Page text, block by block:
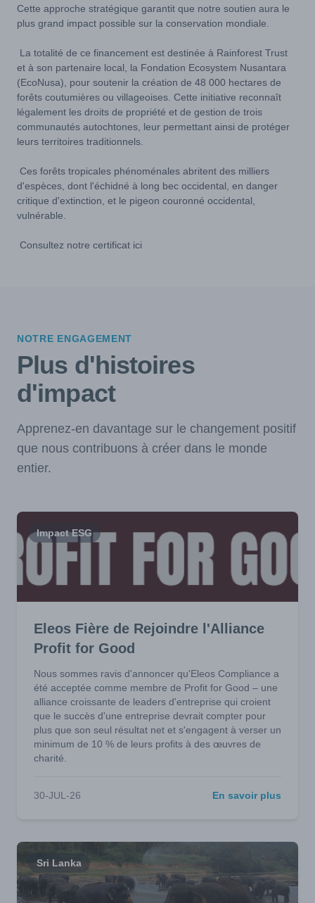
Cette approche stratégique garantit que notre soutien aura le
plus grand impact possible sur la conservation mondiale.
La totalité de ce financement est destinée à Rainforest Trust
et à son partenaire local, la Fondation Ecosystem Nusantara
(EcoNusa), pour soutenir la création de 48 000 hectares de
forêts coutumières ou villageoises. Cette initiative reconnaît
légalement les droits de propriété et de gestion de trois
communautés autochtones, leur permettant ainsi de protéger
leurs territoires traditionnels.
Ces forêts tropicales phénoménales abritent des milliers
d'espèces, dont l'échidné à long bec occidental, en danger
critique d'extinction, et le pigeon couronné occidental,
vulnérable.
Consultez notre certificat ici
NOTRE ENGAGEMENT
Plus d'histoires
d'impact
Apprenez-en davantage sur le changement positif
que nous contribuons à créer dans le monde
entier.
Impact ESG
Eleos Fière de Rejoindre l'Alliance
Profit for Good
Nous sommes ravis d'annoncer qu'Eleos Compliance a
été acceptée comme membre de Profit for Good – une
alliance croissante de leaders d'entreprise qui croient
que le succès d'une entreprise devrait compter pour
plus que son seul résultat net et s'engagent à verser un
minimum de 10 % de leurs profits à des œuvres de
charité.
30-JUL-26 En savoir plus
Sri Lanka